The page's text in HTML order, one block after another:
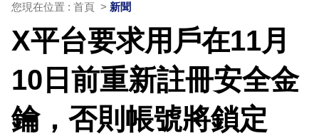
您現在位置 : 首頁 > 新聞
X平台要求用戶在11月
10日前重新註冊安全金
鑰，否則帳號將鎖定